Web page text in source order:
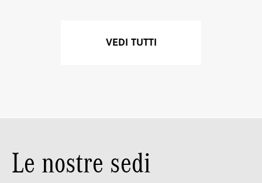
VEDI TUTTI
Le nostre sedi